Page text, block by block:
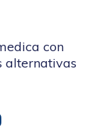
con
alternativas